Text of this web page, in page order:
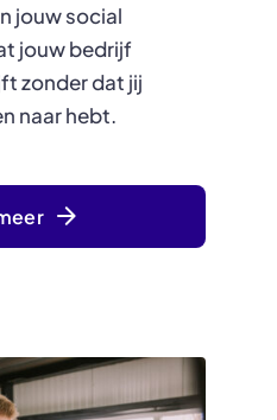
jouw social
jouw bedrijf
zonder dat jij
naar hebt.